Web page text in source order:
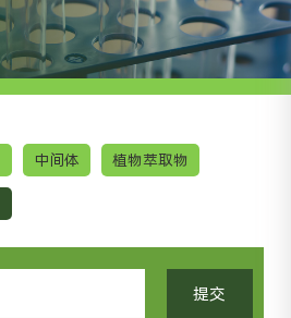
中间体 植物萃取物